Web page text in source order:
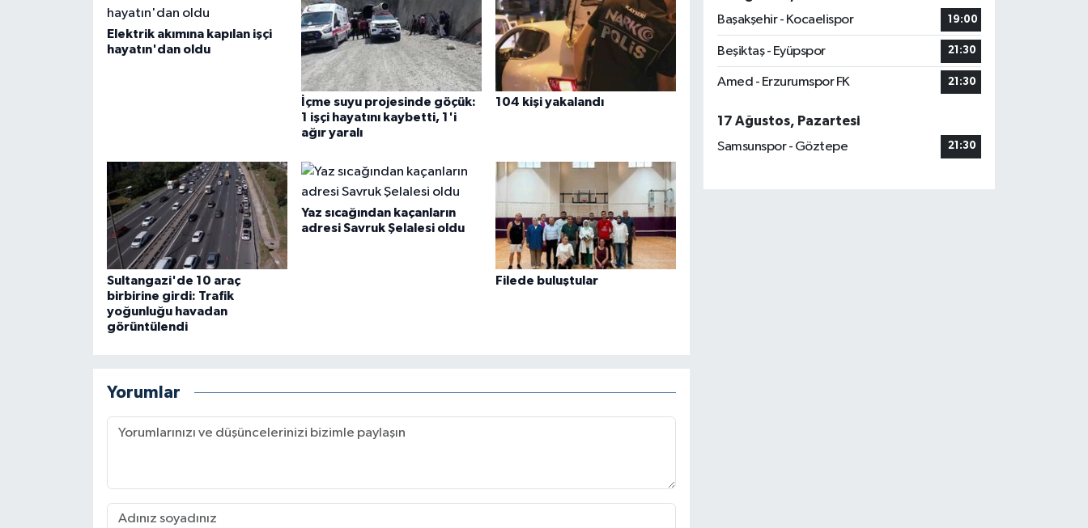
Elektrik akımına kapılan işçi
hayatın'dan oldu
İçme suyu projesinde göçük:
1 işçi hayatını kaybetti, 1'i
ağır yaralı
104 kişi yakalandı
Sultangazi'de 10 araç
birbirine girdi: Trafik
yoğunluğu havadan
görüntülendi
Yaz sıcağından kaçanların
adresi Savruk Şelalesi oldu
Filede buluştular
Yorumlar
Başakşehir - Kocaelispor
19:00
Beşiktaş - Eyüpspor 21:30
Amed - Erzurumspor FK 21:30
17 Ağustos, Pazartesi
Samsunspor - Göztepe
21:30